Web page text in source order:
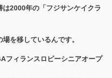
2000年の「フジサンケイクラ
を移しているんです。
フィランスロピーシニアオープ